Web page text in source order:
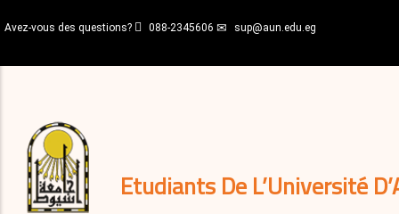
au
principal
Avez-vous des questions? 088-2345606 sup@aun.edu.eg
Etudiants De L’Université
décisions
Expatriés
Journal